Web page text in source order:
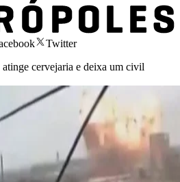
Twitter
cervejaria e deixa um civil